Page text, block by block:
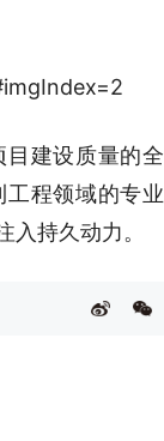
建设质量的全
程领域的专业
持久动力。